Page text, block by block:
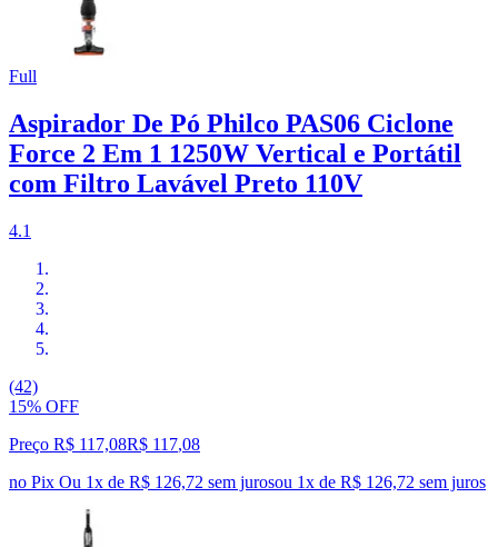
Full
Aspirador De Pó Philco PAS06 Ciclone
Force 2 Em 1 1250W Vertical e Portátil
com Filtro Lavável Preto 110V
4.1
(42)
15% OFF
Preço R$ 117,08R$ 117,08
no Pix Ou 1x de R$ 126,72 sem jurosou 1x de R$ 126,72 sem juros